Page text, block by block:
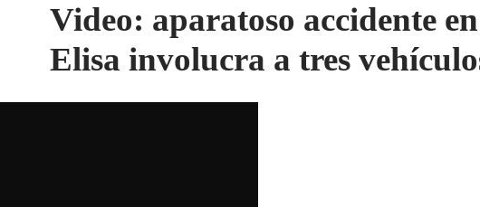
Video: aparatoso accidente
Elisa involucra a tres